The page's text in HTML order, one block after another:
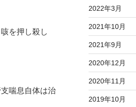
を押し殺し
喘息自体は治
2022年3月
2021年10月
2021年9月
2020年12月
2020年11月
2019年10月